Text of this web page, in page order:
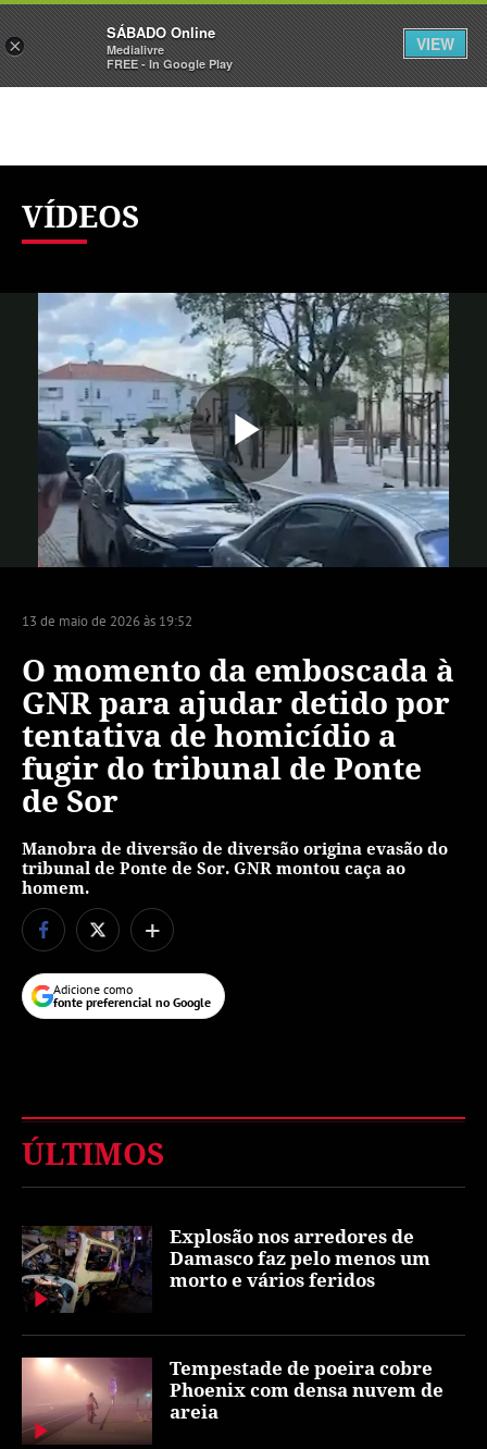
Sábado Assine Iniciar Sessão
VÍDEOS
13 de maio de 2026 às 19:52
O momento da emboscada à
GNR para ajudar detido por
tentativa de homicídio a
fugir do tribunal de Ponte
de Sor
Manobra de diversão de diversão origina evasão do
tribunal de Ponte de Sor. GNR montou caça ao
homem.
+
Adicione como
fonte preferencial no Google
ÚLTIMOS
Explosão nos arredores de
Damasco faz pelo menos um
morto e vários feridos
Tempestade de poeira cobre
Phoenix com densa nuvem de
areia
×
SÁBADO Online
Medialivre
FREE - In Google Play
VIEW